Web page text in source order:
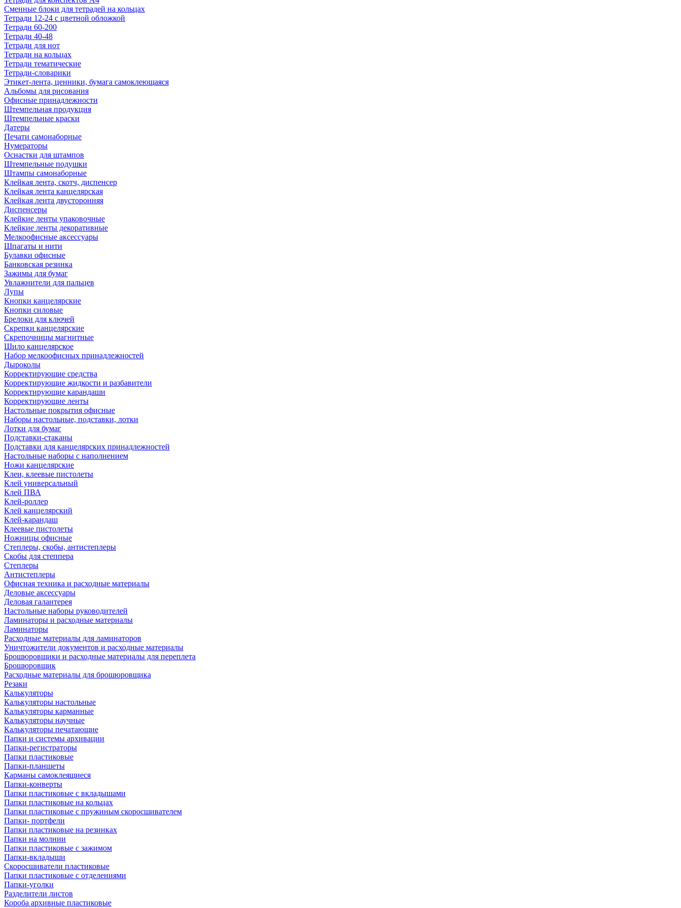
Сменные блоки для тетрадей на кольцах
Тетради 12-24 с цветной обложкой
Тетради 60-200
Тетради 40-48
Тетради для нот
Тетради на кольцах
Тетради тематические
Тетради-словарики
Этикет-лента, ценники, бумага самоклеющаяся
Альбомы для рисования
Офисные принадлежности
Штемпельная продукция
Штемпельные краски
Датеры
Печати самонаборные
Нумераторы
Оснастки для штампов
Штемпельные подушки
Штампы самонаборные
Клейкая лента, скотч, диспенсер
Клейкая лента канцелярская
Клейкая лента двусторонняя
Диспенсеры
Клейкие ленты упаковочные
Клейкие ленты декоративные
Мелкоофисные аксессуары
Шпагаты и нити
Булавки офисные
Банковская резинка
Зажимы для бумаг
Увлажнители для пальцев
Лупы
Кнопки канцелярские
Кнопки силовые
Брелоки для ключей
Скрепки канцелярские
Скрепочницы магнитные
Шило канцелярское
Набор мелкоофисных принадлежностей
Дыроколы
Корректирующие средства
Корректирующие жидкости и разбавители
Корректирующие карандаши
Корректирующие ленты
Настольные покрытия офисные
Наборы настольные, подставки, лотки
Лотки для бумаг
Подставки-стаканы
Подставки для канцелярских принадлежностей
Настольные наборы с наполнением
Ножи канцелярские
Клеи, клеевые пистолеты
Клей универсальный
Клей ПВА
Клей-роллер
Клей канцелярский
Клей-карандаш
Клеевые пистолеты
Ножницы офисные
Степлеры, скобы, антистеплеры
Скобы для степпера
Степлеры
Антистеплеры
Офисная техника и расходные материалы
Деловые аксессуары
Деловая галантерея
Настольные наборы руководителей
Ламинаторы и расходные материалы
Ламинаторы
Расходные материалы для ламинаторов
Уничтожители документов и расходные материалы
Брошюровщики и расходные материалы для переплета
Брошюровщик
Расходные материалы для брошюровщика
Резаки
Калькуляторы
Калькуляторы настольные
Калькуляторы карманные
Калькуляторы научные
Калькуляторы печатающие
Папки и системы архивации
Папки-регистраторы
Папки пластиковые
Папки-планшеты
Карманы самоклеящиеся
Папки-конверты
Папки пластиковые с вкладышами
Папки пластиковые на кольцах
Папки пластиковые с пружиным скоросшивателем
Папки- портфели
Папки пластиковые на резинках
Папки на молнии
Папки пластиковые с зажимом
Папки-вкладыши
Скоросшиватели пластиковые
Папки пластиковые с отделениями
Папки-уголки
Разделители листов
Короба архивные пластиковые